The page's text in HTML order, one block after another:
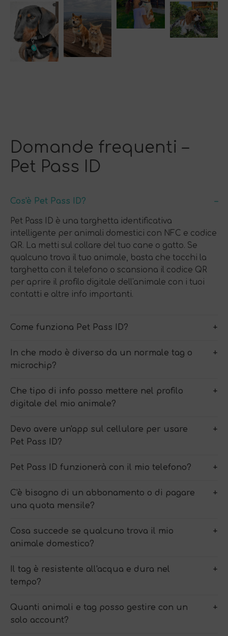
Domande frequenti –
Pet Pass ID
Cos'è Pet Pass ID?
Pet Pass ID è una targhetta identificativa
intelligente per animali domestici con NFC e codice
QR. La metti sul collare del tuo cane o gatto. Se
qualcuno trova il tuo animale, basta che tocchi la
targhetta con il telefono o scansiona il codice QR
per aprire il profilo digitale dell'animale con i tuoi
contatti e altre info importanti.
Come funziona Pet Pass ID?
In che modo è diverso da un normale tag o
microchip?
Che tipo di info posso mettere nel profilo
digitale del mio animale?
Devo avere un'app sul cellulare per usare
Pet Pass ID?
Pet Pass ID funzionerà con il mio telefono?
C'è bisogno di un abbonamento o di pagare
una quota mensile?
Cosa succede se qualcuno trova il mio
animale domestico?
Il tag è resistente all'acqua e dura nel
tempo?
Quanti animali e tag posso gestire con un
solo account?